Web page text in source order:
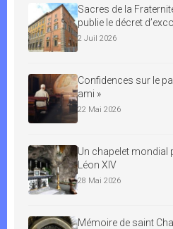
Sacres de la
publie le décret
2 Juil 2026
Confidences sur le
ami »
22 Mai 2026
Un chapelet mondial
Léon XIV
28 Mai 2026
Mémoire de saint